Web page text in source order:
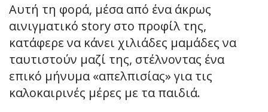
Αυτή τη φορά, μέσα από ένα άκρως
αινιγματικό story στο προφίλ της,
κατάφερε να κάνει χιλιάδες μαμάδες να
ταυτιστούν μαζί της, στέλνοντας ένα
επικό μήνυμα «απελπισίας» για τις
καλοκαιρινές μέρες με τα παιδιά.